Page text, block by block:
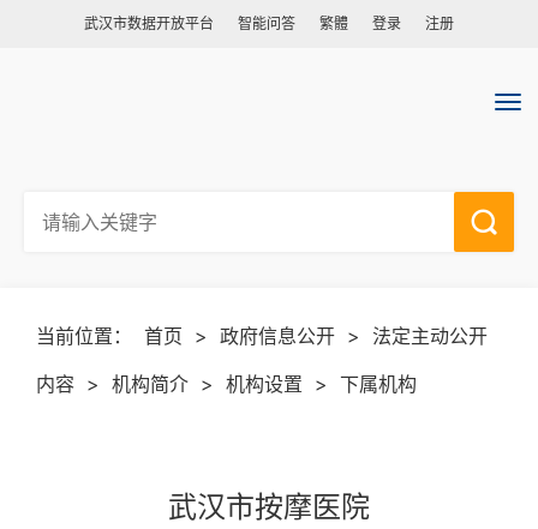
武汉市数据开放平台 智能问答 繁體 登录 注册
当前位置： 首页 > 政府信息公开 >
法定主动公开
内容 > 机构简介 > 机构设置 > 下属机构
武汉市按摩医院